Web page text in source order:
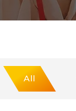
All